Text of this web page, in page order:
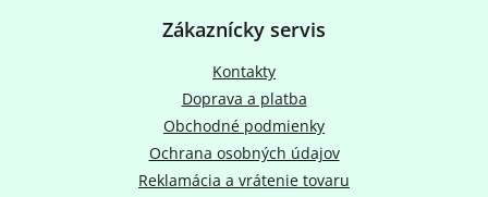
Zákaznícky servis
Kontakty
Doprava a platba
Obchodné podmienky
Ochrana osobných údajov
Reklamácia a vrátenie tovaru